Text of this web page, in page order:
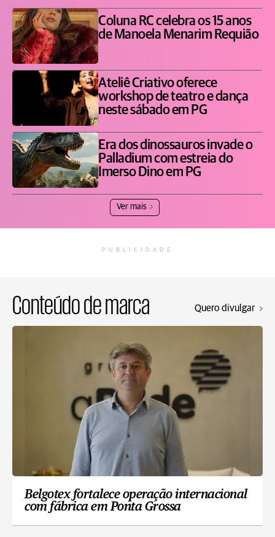
Coluna RC celebra os 15 anos
de Manoela Menarim Requião
Ateliê Criativo oferece
workshop de teatro e dança
neste sábado em PG
Era dos dinossauros invade o
Palladium com estreia do
Imerso Dino em PG
Ver mais
PUBLICIDADE
Conteúdo de marca Quero divulgar
Belgotex fortalece operação internacional
com fábrica em Ponta Grossa